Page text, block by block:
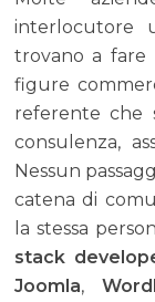
interlocutore
trovano a fare
figure
referente che
consulenza,
Nessun
catena di
la stessa
stack
Joomla,